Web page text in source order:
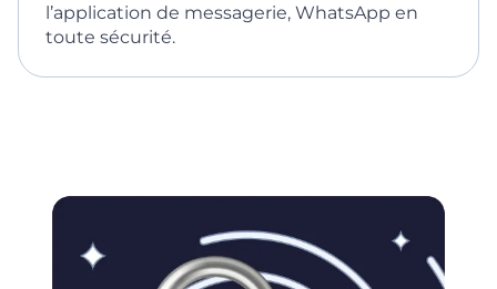
l’application de messagerie, WhatsApp en
toute sécurité.